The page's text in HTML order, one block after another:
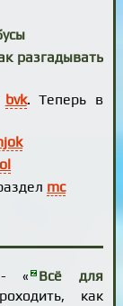
разгадывать
bvk. Теперь в
mc
- «
Всё для
как